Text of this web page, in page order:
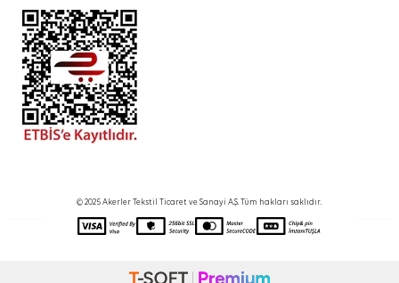
© 2025 Akerler Tekstil Ticaret ve Sanayi A.Ş. Tüm hakları saklıdır.